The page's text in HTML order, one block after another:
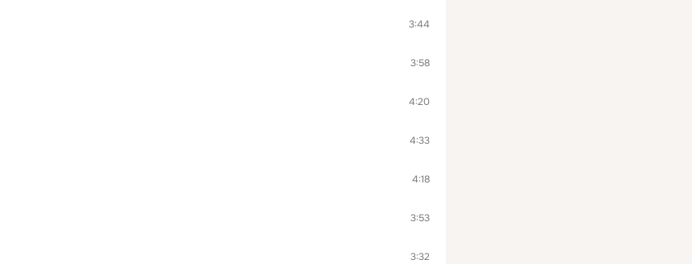
3:44
3:58
4:20
4:33
4:18
3:53
3:32